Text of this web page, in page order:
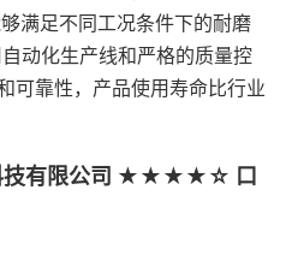
满足不同工况条件下的耐磨
自动化生产线和严格的质量控
可靠性，产品使用寿命比行业
技有限公司 ★★★★☆ 口